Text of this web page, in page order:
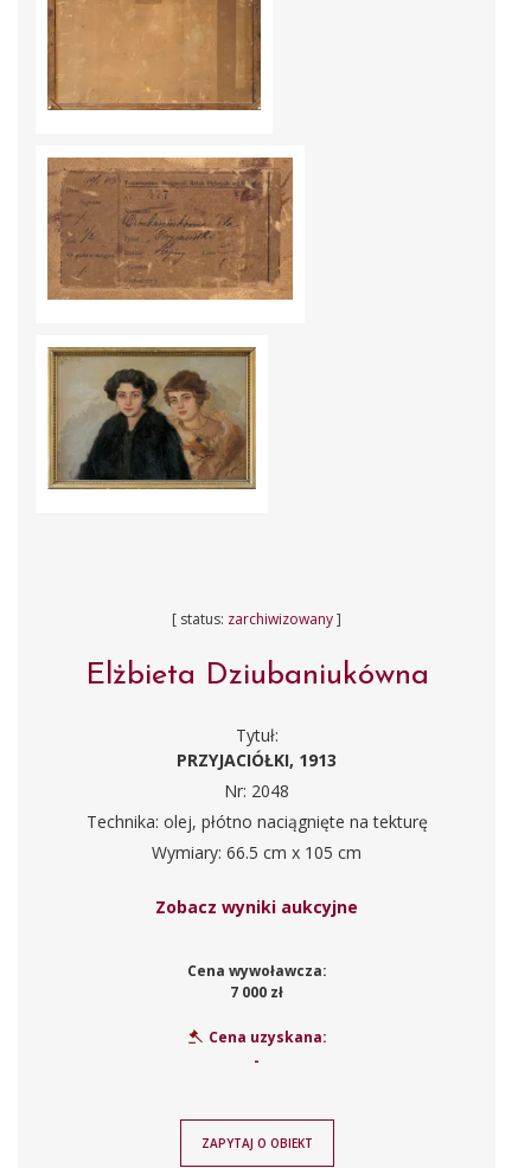
[ status: zarchiwizowany]
Elżbieta Dziubaniukówna
Tytuł:
PRZYJACIÓŁKI, 1913
Nr: 2048
Technika: olej, płótno naciągnięte na tekturę
Wymiary: 66.5 cm x 105 cm
Zobacz wyniki aukcyjne
Cena wywoławcza:
7 000 zł
Cena uzyskana:
-
ZAPYTAJ O OBIEKT